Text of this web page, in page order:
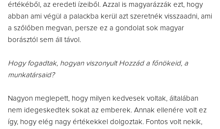
értékéből, az eredeti ízeiből. Azzal is magyarázzák ezt, hogy
abban ami végül a palackba kerül azt szeretnék visszaadni, ami
a szőlőben megvan, persze ez a gondolat sok magyar
borásztól sem áll távol.
Hogy fogadtak, hogyan viszonyult Hozzád a főnökeid, a
munkatársaid?
Nagyon meglepett, hogy milyen kedvesek voltak, általában
nem idegeskedtek sokat az emberek. Annak ellenére volt ez
így, hogy elég nagy értékekkel dolgoztak. Fontos volt nekik,